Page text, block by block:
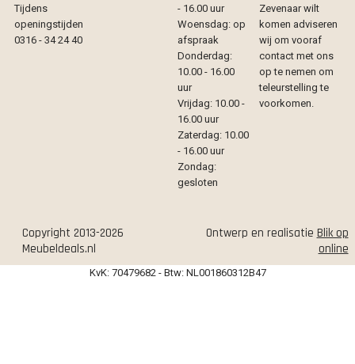
Tijdens
openingstijden
0316 - 34 24 40
- 16.00 uur
Woensdag: op
afspraak
Donderdag:
10.00 - 16.00
uur
Vrijdag: 10.00 -
16.00 uur
Zaterdag: 10.00
- 16.00 uur
Zondag:
gesloten
Zevenaar wilt
komen adviseren
wij om vooraf
contact met ons
op te nemen om
teleurstelling te
voorkomen.
Copyright 2013-2026
Meubeldeals.nl
Ontwerp en realisatie Blik op
online
KvK: 70479682 - Btw: NL001860312B47